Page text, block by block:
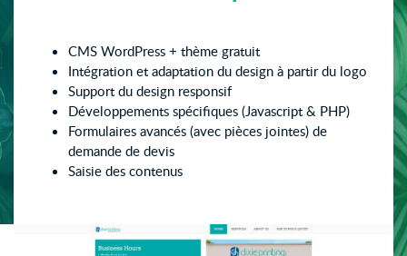
CMS WordPress + thème gratuit
Intégration et adaptation du design à partir du logo
Support du design responsif
Développements spécifiques (Javascript & PHP)
Formulaires avancés (avec pièces jointes) de
demande de devis
Saisie des contenus